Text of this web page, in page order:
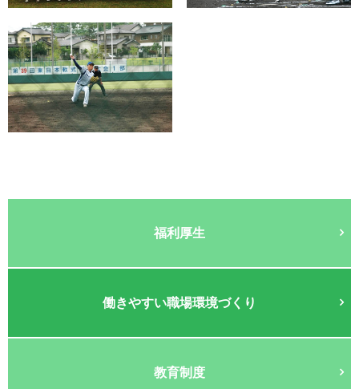
福利厚生
働きやすい職場環境づくり
教育制度